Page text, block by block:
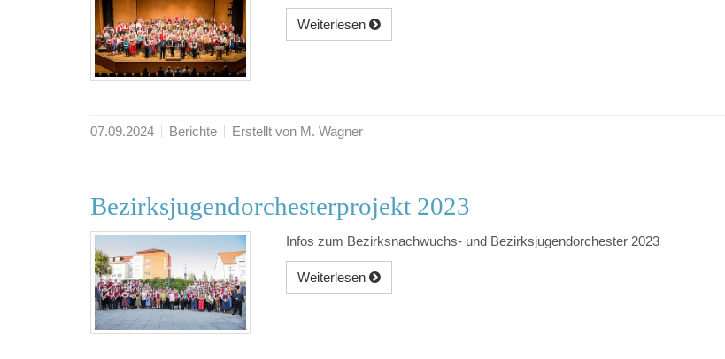
Weiterlesen
07.09.2024 Berichte Erstellt von M. Wagner
Bezirksjugendorchesterprojekt 2023
Infos zum Bezirksnachwuchs- und Bezirksjugendorchester 2023
Weiterlesen